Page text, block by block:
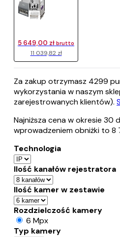
11 039,82 zł
5 649,00 zł brutto
Za zakup otrzymasz 4299
wykorzystania w naszym
zarejestrowanych klientów).
Najniższa cena w okresie 30
wprowadzeniem obniżki to 8
Technologia
Ilość kanałów rejestratora
Ilość kamer w zestawie
Rozdzielczość kamery
6 Mpx
Typ kamery